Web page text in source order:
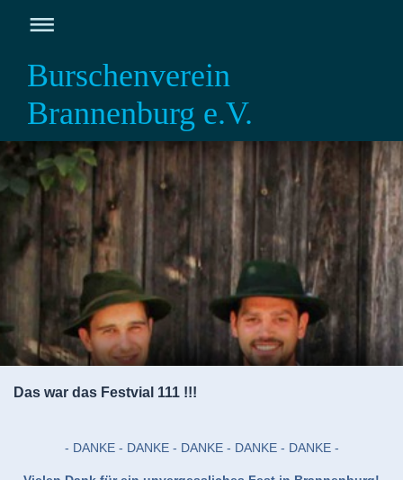
Burschenverein
Brannenburg e.V.
Das war das Festvial 111 !!!
- DANKE - DANKE - DANKE - DANKE - DANKE -